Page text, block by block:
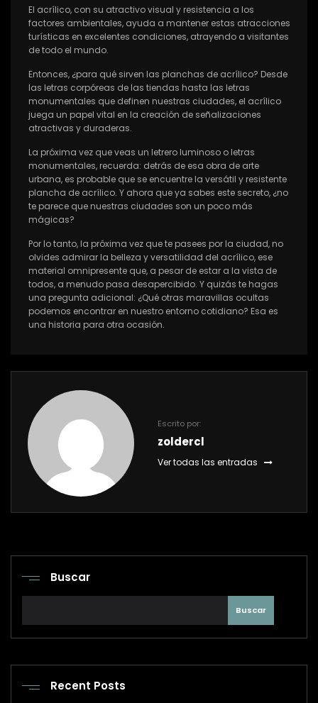
El acrílico, con su atractivo visual y resistencia a los
factores ambientales, ayuda a mantener estas atracciones
turísticas en excelentes condiciones, atrayendo a visitantes
de todo el mundo.
Entonces, ¿para qué sirven las planchas de acrílico? Desde
las letras corpóreas de las tiendas hasta las letras
monumentales que definen nuestras ciudades, el acrílico
juega un papel vital en la creación de señalizaciones
atractivas y duraderas.
La próxima vez que veas un letrero luminoso o letras
monumentales, recuerda: detrás de esa obra de arte
urbana, es probable que se encuentre la versátil y resistente
plancha de acrílico. Y ahora que ya sabes este secreto, ¿no
te parece que nuestras ciudades son un poco más
mágicas?
Por lo tanto, la próxima vez que te pasees por la ciudad, no
olvides admirar la belleza y versatilidad del acrílico, ese
material omnipresente que, a pesar de estar a la vista de
todos, a menudo pasa desapercibido. Y quizás te hagas
una pregunta adicional: ¿Qué otras maravillas ocultas
podemos encontrar en nuestro entorno cotidiano? Esa es
una historia para otra ocasión.
Escrito por:
zoldercl
Ver todas las entradas
Buscar
Buscar
Recent Posts